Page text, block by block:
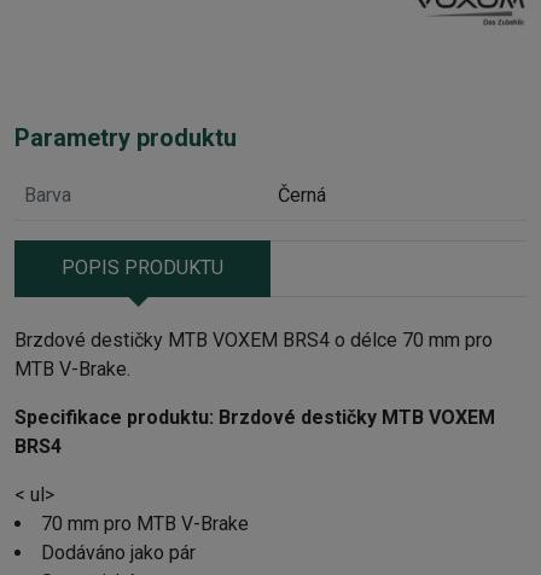
Parametry produktu
Barva Černá
POPIS PRODUKTU
Brzdové destičky MTB VOXEM BRS4 o délce 70 mm pro
MTB V-Brake.
Specifikace produktu: Brzdové destičky MTB VOXEM
BRS4
< ul>
70 mm pro MTB V-Brake
Dodáváno jako pár